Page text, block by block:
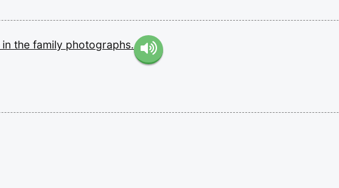
in the family photographs.